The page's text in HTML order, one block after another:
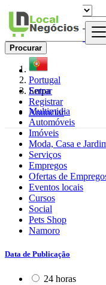
Entrar
Registrar
Anunciar
Procurar
Portugal
Serpa
Multimidia
Automóveis
Imóveis
Moda, Casa e
Serviços
Empregos
Ofertas de
Eventos locais
Cursos
Social
Pets Shop
Namoro
Data de Publicação
24 horas